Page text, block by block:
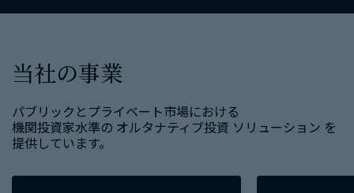
当社の​事業
パブリックと​プライベート市場に​おける​
機関投資家水準の​ オルタナティブ投資 ソリューション を​
提供しています。